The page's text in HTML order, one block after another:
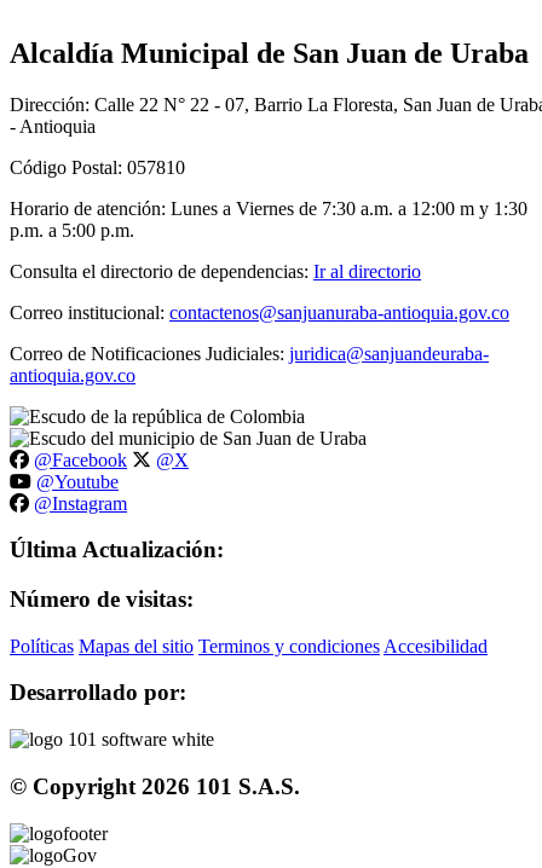
Alcaldía Municipal de San Juan de Uraba
Dirección: Calle 22 N° 22 - 07, Barrio La Floresta, San Juan de
- Antioquia
Código Postal: 057810
Horario de atención: Lunes a Viernes de 7:30 a.m. a 12:00 m y 1:30
p.m. a 5:00 p.m.
Consulta el directorio de dependencias: Ir al directorio
Correo institucional: contactenos@sanjuanuraba-antioquia.gov.co
Correo de Notificaciones Judiciales: juridica@sanjuandeuraba-
antioquia.gov.co
@Facebook
@X
@Youtube
@Instagram
Última Actualización:
Número de visitas:
Políticas Mapas del sitio Terminos y condiciones Accesibilidad
Desarrollado por:
© Copyright 2026 101 S.A.S.